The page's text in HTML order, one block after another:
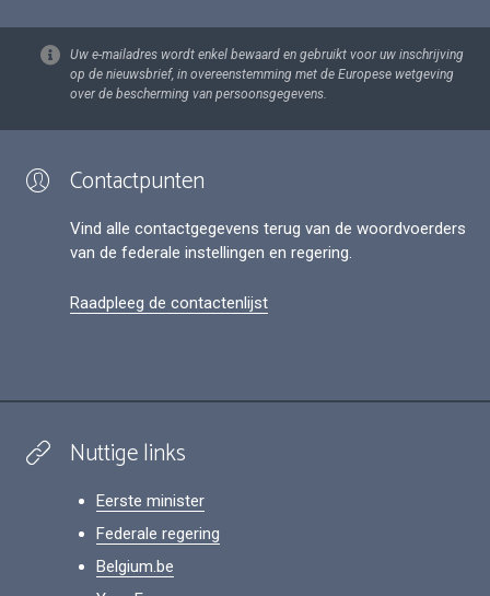
Uw e-mailadres wordt enkel bewaard en gebruikt voor uw inschrijving
op de nieuwsbrief, in overeenstemming met de Europese wetgeving
over de bescherming van persoonsgegevens.
Contactpunten
Vind alle contactgegevens terug van de woordvoerders
van de federale instellingen en regering.
Raadpleeg de contactenlijst
Nuttige links
Eerste minister
Federale regering
Belgium.be